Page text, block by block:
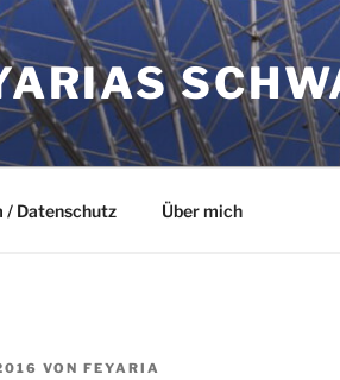
/ Datenschutz Über mich
VON FEYARIA